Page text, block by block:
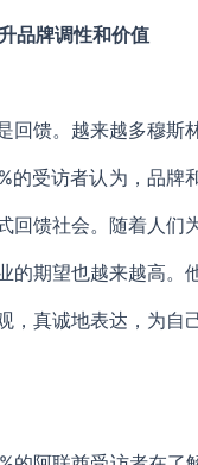
品牌调性和价值
回馈。越来越多穆斯
的受访者认为，品牌
回馈社会。随着人们
的期望也越来越高。
，真诚地表达，为自